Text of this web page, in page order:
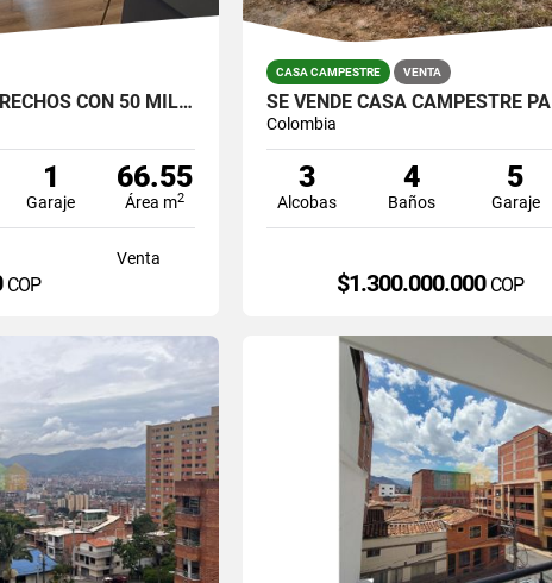
GANGA! CESIÓN DE DERECHOS CON 50 MILLONES DE DESCUENTO, MARINILLA
1
Garaje
66.55
Área m2
Venta
COP
CASA CAMPESTRE VENTA
Colombia
3
Alcobas
4
Baños
5
Garaje
$1.300.000.000 COP